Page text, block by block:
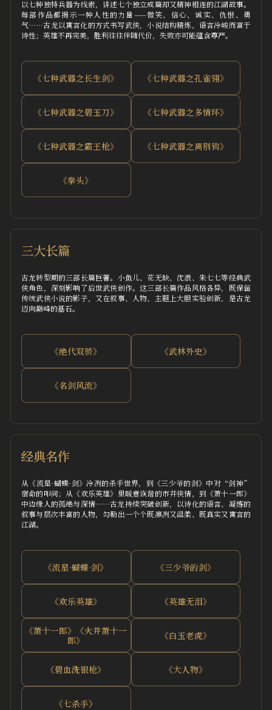
以七种独特兵器为线索，讲述七个独立成篇却又精神相连的江湖故事。
每部作品都揭示一种人性的力量——微笑、信心、诚实、仇恨、勇
气……古龙以寓言化的方式书写武侠，小说结构精炼，语言冷峻而富于
诗性；英雄不再完美，胜利往往伴随代价，失败亦可能蕴含尊严。
《七种武器之长生剑》 《七种武器之孔雀翎》
《七种武器之碧玉刀》 《七种武器之多情环》
《七种武器之霸王枪》 《七种武器之离别钩》
《拳头》
三大长篇
古龙转型期的三部长篇巨著。小鱼儿、花无缺、沈浪、朱七七等经典武
侠角色，深刻影响了后世武侠创作。这三部长篇作品风格各异，既保留
传统武侠小说的影子，又在叙事、人物、主题上大胆实验创新，是古龙
迈向巅峰的基石。
《绝代双骄》 《武林外史》
《名剑风流》
经典名作
从《流星·蝴蝶·剑》冷冽的杀手世界，到《三少爷的剑》中对“剑神”
宿命的叩问；从《欢乐英雄》里暖意诙谐的市井侠情，到《萧十一郎》
中边缘人的孤绝与深情……古龙持续突破创新，以诗化的语言、凝练的
叙事与层次丰富的人物，勾勒出一个个既凛冽又温柔、既真实又寓言的
江湖。
《流星·蝴蝶·剑》 《三少爷的剑》
《欢乐英雄》 《英雄无泪》
《萧十一郎》《火并萧十一
郎》
《白玉老虎》
《碧血洗银枪》 《大人物》
《七杀手》